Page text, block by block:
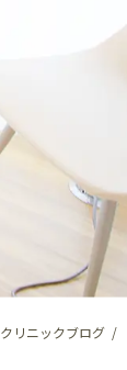
クリニックブログ